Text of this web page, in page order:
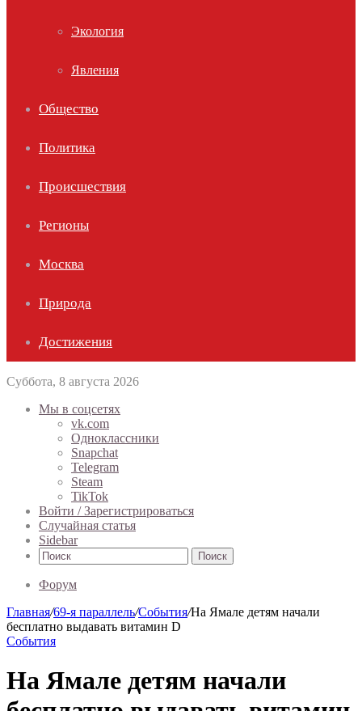
Экология
Явления
Общество
Политика
Происшествия
Регионы
Москва
Природа
Достижения
Суббота, 8 августа 2026
Мы в соцсетях
vk.com
Одноклассники
Snapchat
Telegram
Steam
TikTok
Войти / Зарегистрироваться
Случайная статья
Sidebar
Поиск
Форум
Главная/69-я параллель/События/На Ямале детям начали
бесплатно выдавать витамин D
События
На Ямале детям начали